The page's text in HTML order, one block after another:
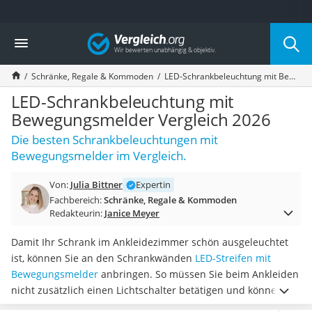
Die beliebtesten Vergleiche nach Kategorie
Wohnen
Matratzen-Topper
Matratzen
Konferenzlautsprecher
Tageslichtlampe
Badlüfter
Ergonomischer Bürostuhl
Bürohocker
Ozongeneratoren
Akku-Tischlampe
Klappmatratze
Duschkopf mit Kalkfilter
Aktenvernichter Sicherheitsstufe 4
Bettgitter
Spannbettlaken
Vergleich
Schränke, Regale & Kommoden LED-Schrankbeleuchtung mit Bewegungsmelder Vergleich 2026
LED-Schrankbeleuchtung mit
Bewegungsmelder Vergleich 2026
Die besten Schrankbeleuchtungen mit
Bewegungsmelder im Vergleich.
Von: Julia Bittner
Expertin
Fachbereich:Schränke, Regale & Kommoden
Redakteurin: Janice Meyer
Damit Ihr Schrank im Ankleidezimmer schön ausgeleuchtet
ist, können Sie an den Schrankwänden LED-Streifen mit
Bewegungsmelder anbringen. So müssen Sie beim Ankleiden
nicht zusätzlich einen Lichtschalter betätigen und können
sich im Spiegel durch die LED-Lichtquelle laut Online-Tests